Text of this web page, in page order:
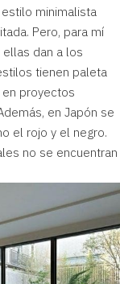
minimalista
Pero, para mí
dan a los
tienen paleta
proyectos
en Japón se
el rojo y el negro.
no se encuentran